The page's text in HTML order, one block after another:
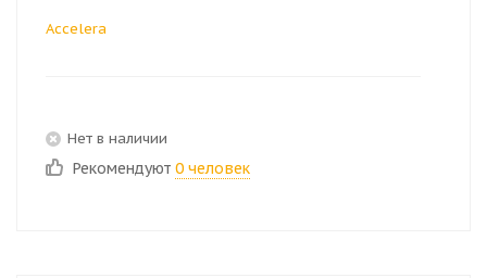
Accelera
Нет в наличии
Рекомендуют 0 человек